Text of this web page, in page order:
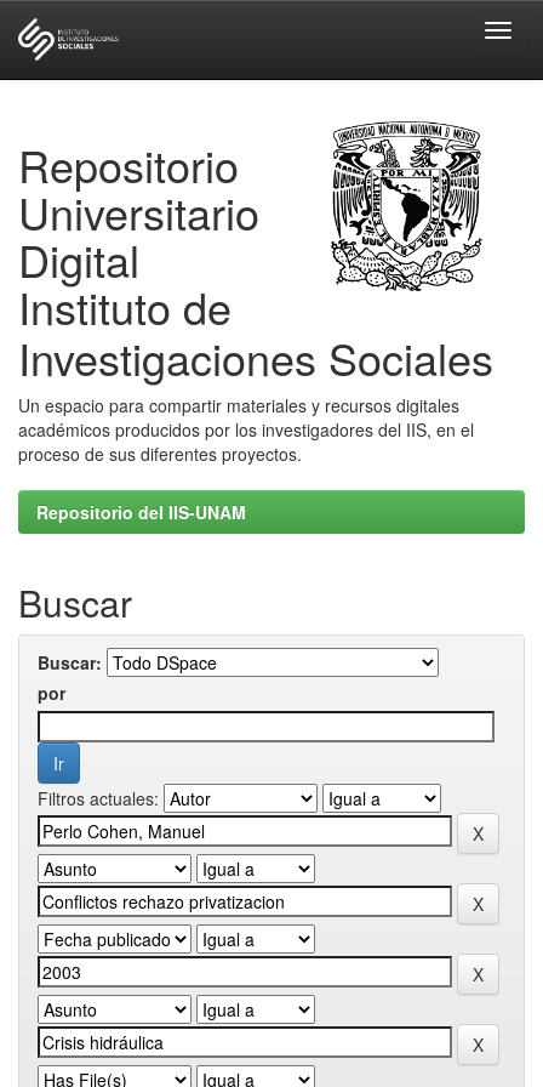
Repositorio
Universitario
Digital
Instituto de
Investigaciones Sociales
Un espacio para compartir materiales y recursos digitales
académicos producidos por los investigadores del IIS, en el
proceso de sus diferentes proyectos.
Repositorio del IIS-UNAM
Buscar
Buscar:
por
Filtros actuales: